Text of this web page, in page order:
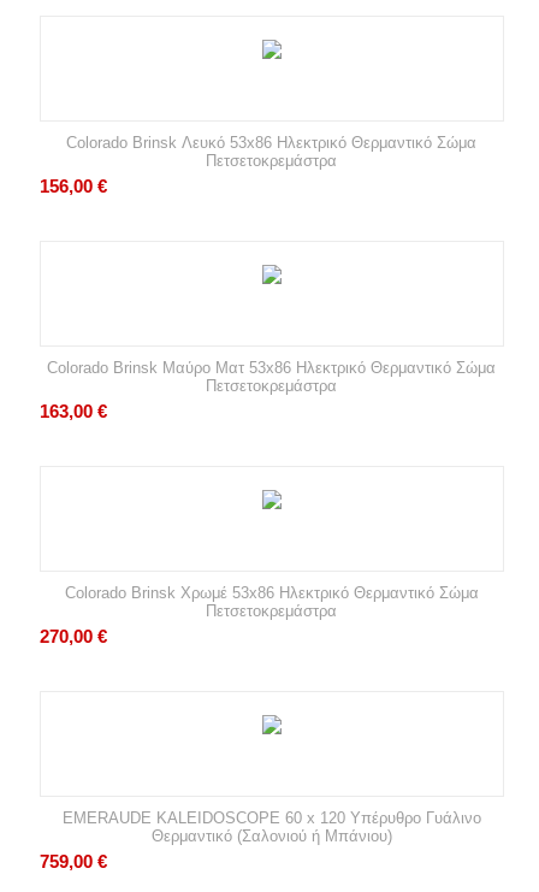
Colorado Brinsk Λευκό 53x86 Ηλεκτρικό Θερμαντικό Σώμα
Πετσετοκρεμάστρα
156,00 €
Colorado Brinsk Μαύρο Ματ 53x86 Ηλεκτρικό Θερμαντικό Σώμα
Πετσετοκρεμάστρα
163,00 €
Colorado Brinsk Χρωμέ 53x86 Ηλεκτρικό Θερμαντικό Σώμα
Πετσετοκρεμάστρα
270,00 €
EMERAUDE KALEIDOSCOPE 60 x 120 Υπέρυθρο Γυάλινο
Θερμαντικό (Σαλονιού ή Μπάνιου)
759,00 €